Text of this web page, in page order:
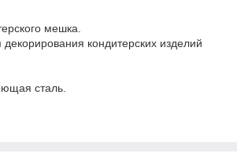
мешка.
кондитерских изделий
сталь.